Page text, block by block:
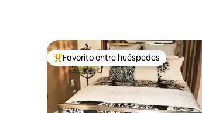
Favorito entre huéspedes preferido
Favorito entre huéspedes